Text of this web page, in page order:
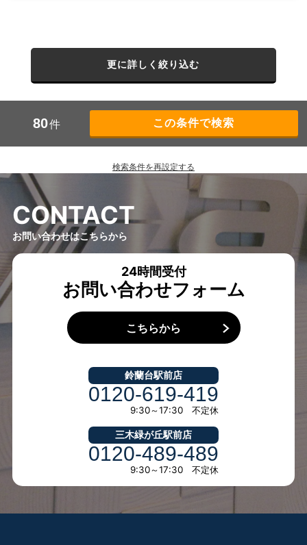
更に詳しく絞り込む
80件
検索条件を再設定する
CONTACT
お問い合わせはこちらから
24時間受付
お問い合わせフォーム
こちらから
鈴蘭台駅前店
0120-619-419
9:30～17:30 不定休
三木緑が丘駅前店
0120-489-489
9:30～17:30 不定休